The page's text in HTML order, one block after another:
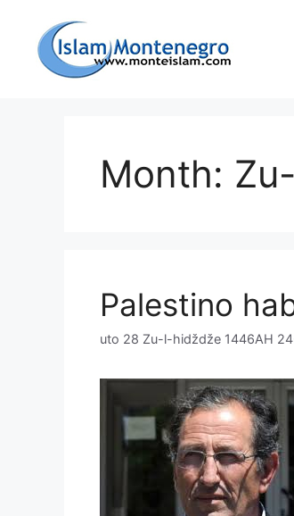
sadržaj
Month:
Palestino
uto 28 Zu-l-hidždže 1446AH